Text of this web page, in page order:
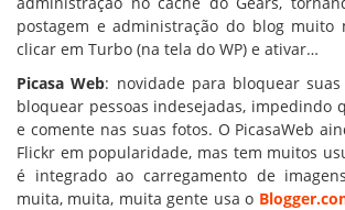
postagem e administração do blog muito
clicar em Turbo (na tela do WP) e ativar…
Picasa Web: novidade para bloquear
bloquear pessoas indesejadas, impedindo
e comente nas suas fotos. O PicasaWeb
Flickr em popularidade, mas tem muitos
é integrado ao carregamento de
muita, muita, muita gente usa o